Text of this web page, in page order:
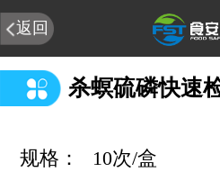
返回
杀螟硫磷快速
规格： 10次/盒